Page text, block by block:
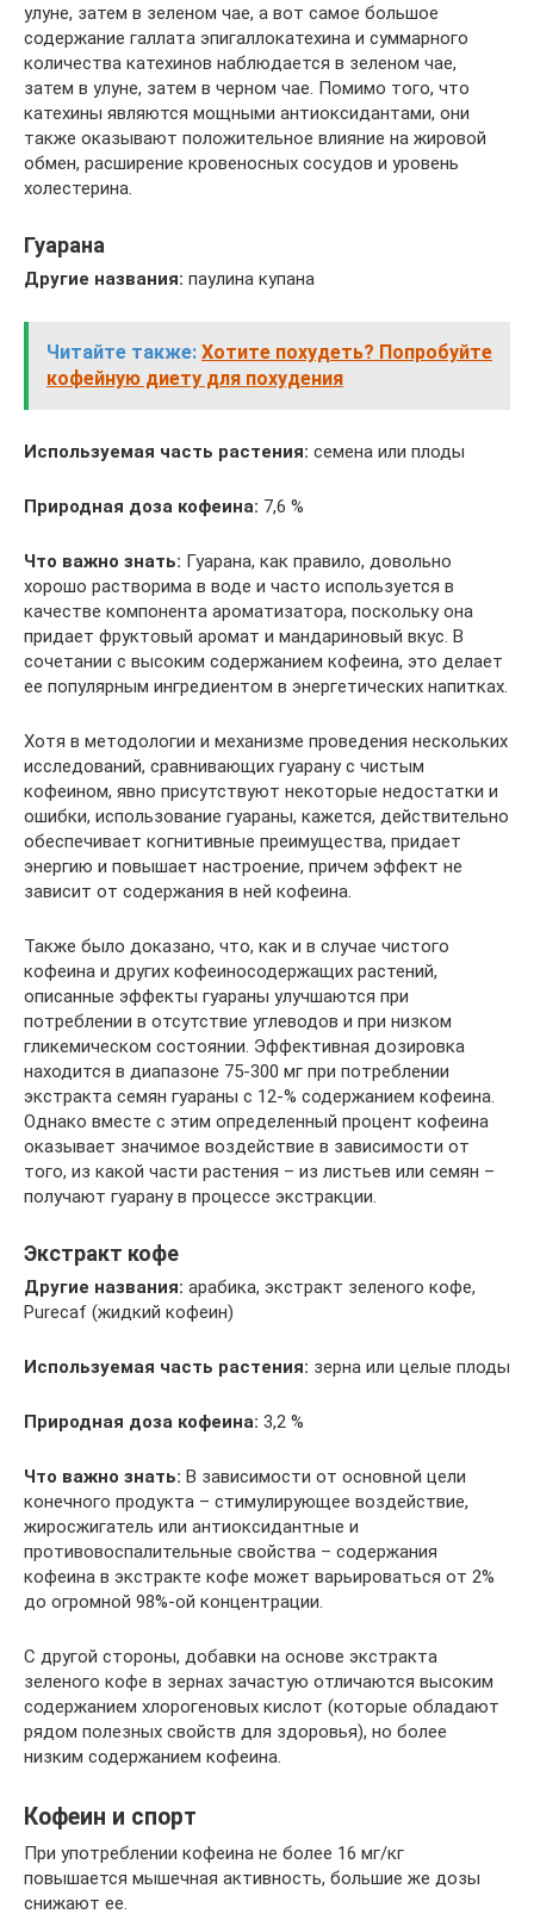
улуне, затем в зеленом чае, а вот самое большое
содержание галлата эпигаллокатехина и суммарного
количества катехинов наблюдается в зеленом чае,
затем в улуне, затем в черном чае. Помимо того, что
катехины являются мощными антиоксидантами, они
также оказывают положительное влияние на жировой
обмен, расширение кровеносных сосудов и уровень
холестерина.
Гуарана
Другие названия: паулина купана
Читайте также: Хотите похудеть? Попробуйте
кофейную диету для похудения
Используемая часть растения: семена или плоды
Природная доза кофеина: 7,6 %
Что важно знать: Гуарана, как правило, довольно
хорошо растворима в воде и часто используется в
качестве компонента ароматизатора, поскольку она
придает фруктовый аромат и мандариновый вкус. В
сочетании с высоким содержанием кофеина, это делает
ее популярным ингредиентом в энергетических напитках.
Хотя в методологии и механизме проведения нескольких
исследований, сравнивающих гуарану с чистым
кофеином, явно присутствуют некоторые недостатки и
ошибки, использование гуараны, кажется, действительно
обеспечивает когнитивные преимущества, придает
энергию и повышает настроение, причем эффект не
зависит от содержания в ней кофеина.
Также было доказано, что, как и в случае чистого
кофеина и других кофеиносодержащих растений,
описанные эффекты гуараны улучшаются при
потреблении в отсутствие углеводов и при низком
гликемическом состоянии. Эффективная дозировка
находится в диапазоне 75-300 мг при потреблении
экстракта семян гуараны с 12-% содержанием кофеина.
Однако вместе с этим определенный процент кофеина
оказывает значимое воздействие в зависимости от
того, из какой части растения – из листьев или семян –
получают гуарану в процессе экстракции.
Экстракт кофе
Другие названия: арабика, экстракт зеленого кофе,
Purecaf (жидкий кофеин)
Используемая часть растения: зерна или целые плоды
Природная доза кофеина: 3,2 %
Что важно знать: В зависимости от основной цели
конечного продукта – стимулирующее воздействие,
жиросжигатель или антиоксидантные и
противовоспалительные свойства – содержания
кофеина в экстракте кофе может варьироваться от 2%
до огромной 98%-ой концентрации.
С другой стороны, добавки на основе экстракта
зеленого кофе в зернах зачастую отличаются высоким
содержанием хлорогеновых кислот (которые обладают
рядом полезных свойств для здоровья), но более
низким содержанием кофеина.
Кофеин и спорт
При употреблении кофеина не более 16 мг/кг
повышается мышечная активность, большие же дозы
снижают ее.